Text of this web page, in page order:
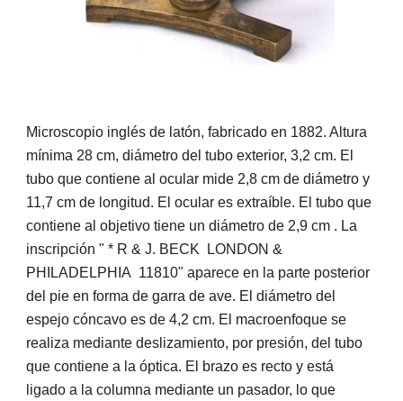
Microscopio inglés de latón, fabricado en 1882. Altura
mínima 28 cm, diámetro del tubo exterior, 3,2 cm. El
tubo que contiene al ocular mide 2,8 cm de diámetro y
11,7 cm de longitud. El ocular es extraíble. El tubo que
contiene al objetivo tiene un diámetro de 2,9 cm . La
inscripción " * R & J. BECK LONDON &
PHILADELPHIA 11810" aparece en la parte posterior
del pie en forma de garra de ave. El diámetro del
espejo cóncavo es de 4,2 cm. El macroenfoque se
realiza mediante deslizamiento, por presión, del tubo
que contiene a la óptica. El brazo es recto y está
ligado a la columna mediante un pasador, lo que